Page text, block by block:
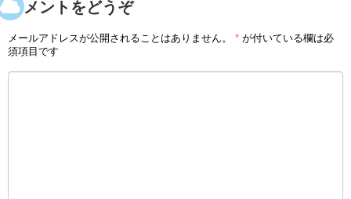
コメントをどうぞ
メールアドレスが公開されることはありません。 * が付いている欄は必
須項目です